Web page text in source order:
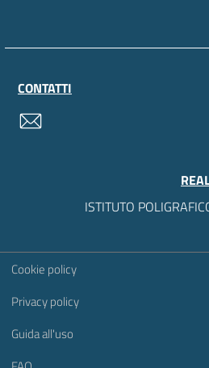
CONTATTI
ISTITUTO
Sezione Link Utili
Cookie policy
Privacy policy
Guida all'uso